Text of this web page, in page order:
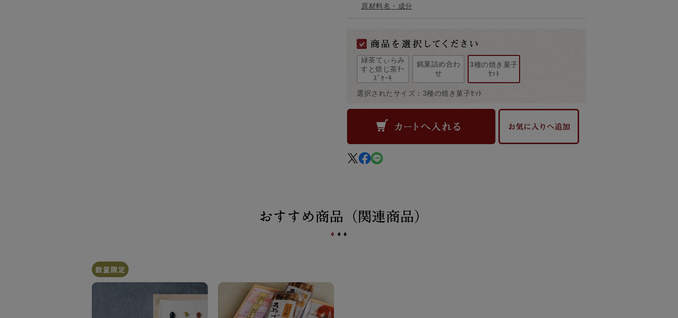
原材料名・成分
緑茶てぃらみ
すと焙じ茶ﾁｰ
ｽﾞｹｰｷ
銘菓詰め合わ
せ
3種の焼き菓子
ｾｯﾄ
選択されたサイズ：3種の焼き菓子ｾｯﾄ